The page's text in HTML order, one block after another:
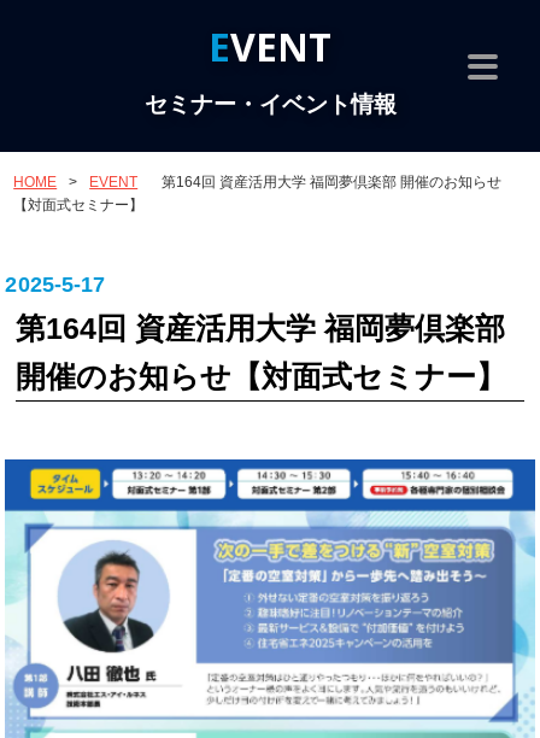
EVENT
セミナー・イベント情報
HOME > EVENT
第164回 資産活用大学 福岡夢倶楽部 開催のお知らせ
【対面式セミナー】
2025-5-17
第164回 資産活用大学 福岡夢倶楽部
開催のお知らせ【対面式セミナー】